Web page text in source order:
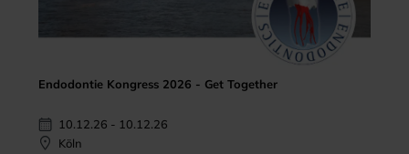
Endodontie Kongress 2026 - Get Together
10.12.26 - 10.12.26
Köln